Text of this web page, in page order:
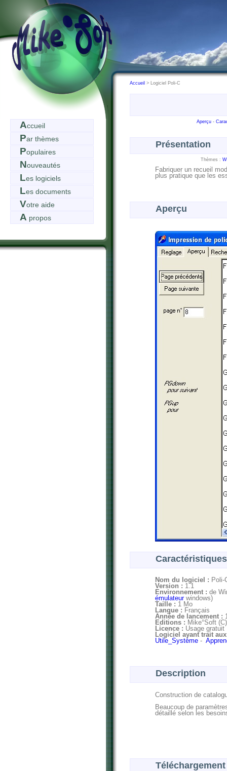
Accueil
Par thèmes
Populaires
Nouveautés
Les logiciels
Les documents
Votre aide
A propos
Accueil > Logiciel Poli-C
Aperçu -
Présentation
Thèmes :
Fabriquer un recueil
plus pratique que les
Aperçu
Caractéristiques
Nom du logiciel : Poli-
Version : 1.1
Environnement : de
émulateurwindows)
Taille : 1 Mo
Langue : Français
Année de lancement :
Editions : Mike°Soft (C)
Licence : Usage gratuit
Logiciel ayant trait
Utile_Système -
Description
Construction de
Beaucoup de
détaillé selon les
Téléchargement